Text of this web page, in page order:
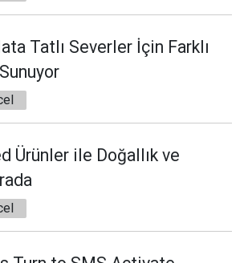
Tatlı Severler İçin Farklı
Ürünler ile Doğallık ve